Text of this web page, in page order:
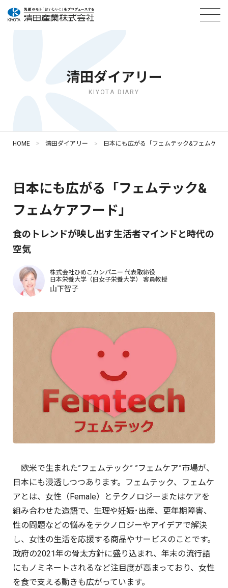
清田ダイアリー
KIYOTA DIARY
HOME 清田ダイアリー 日本にも広がる「フェムテック&フェムケア
日本にも広がる「フェムテック&
フェムケアフード」
食のトレンドが映し出す生活者マインドと時代の
空気
株式会社ひめこカンパニー 代表取締役
日本栄養大学（旧女子栄養大学）
客員教授
山下智子
欧米で生まれた”フェムテック” ”フェムケア”市場が、
日本にも浸透しつつあります。フェムテック、フェムケ
アとは、女性（Female）とテクノロジーまたはケアを
組み合わせた造語で、生理や妊娠･出産、更年期障害、
性の問題などの悩みをテクノロジーやアイデアで解決
し、女性の生活を応援する商品やサービスのことです。
政府の2021年の骨太方針に盛り込まれ、年末の流行語
にもノミネートされるなど注目度が高まっており、女性
を食で支える動きも広がっています。